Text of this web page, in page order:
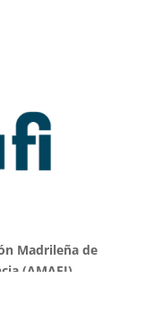
Madrileña de
(AMAFI)